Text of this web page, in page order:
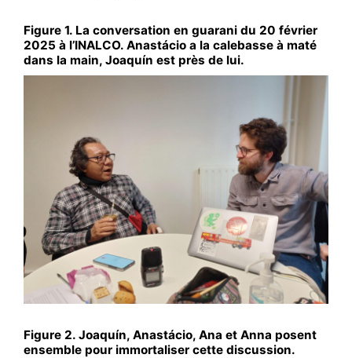
Figure 1. La conversation en guarani du 20 février
2025 à l’INALCO. Anastácio a la calebasse à maté
dans la main, Joaquín est près de lui.
Figure 2. Joaquín, Anastácio, Ana et Anna posent
ensemble pour immortaliser cette discussion.